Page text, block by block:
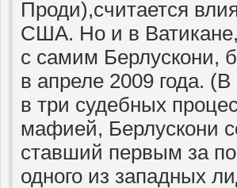
Проди),считается
США. Но и в Ватикане,
с самим Берлускони,
в апреле 2009 года. (В
в три судебных
мафией, Берлускони
ставший первым за
одного из западных